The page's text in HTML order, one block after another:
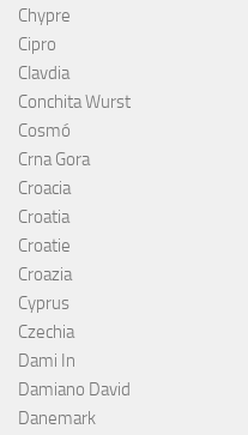
Chypre
Cipro
Clavdia
Conchita Wurst
Cosmó
Crna Gora
Croacia
Croatia
Croatie
Croazia
Cyprus
Czechia
Dami In
Damiano David
Danemark